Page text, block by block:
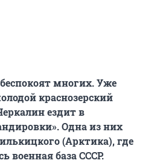
многих. Уже
краснозерский
ездит в
Одна из них
(Арктика), где
военная база СССР.